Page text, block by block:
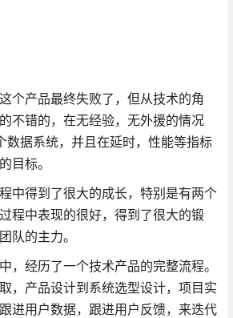
个产品最终失败了，但从技术的角
不错的，在无经验，无外援的情况
数据系统，并且在延时，性能等指标
目标。
中得到了很大的成长，特别是有两个
程中表现的很好，得到了很大的锻
队的主力。
，经历了一个技术产品的完整流程。
，产品设计到系统选型设计，项目实
进用户数据，跟进用户反馈，来迭代